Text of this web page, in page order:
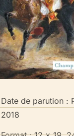
Date de parution :
2018